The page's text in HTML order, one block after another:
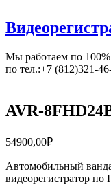
Мы работаем по 100%
по тел.:+7 (812)321-
AVR-
54900,00₽
Автомобильный
видеорегистратор